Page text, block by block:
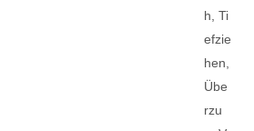
h, Ti
efzie
hen,
Übe
rzu